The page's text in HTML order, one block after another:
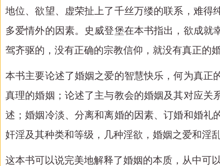
地位、欲望、虚荣扯上了千丝万缕的联系，难得
多爱情外的因素。史威登堡在本书指出，欲成
驾齐驱的，没有正确的宗教信仰，就没有真正的
本书主要论述了婚姻之爱的智慧快乐，何为真正
真理的婚姻；论述了主与教会的婚姻及其对应关
述；婚姻冷淡、分离和离婚的因素、订婚和婚礼
奸淫及其种类和等级，几种淫欲，婚姻之爱和淫
这本书可以说完美地解释了婚姻的本质，从中可